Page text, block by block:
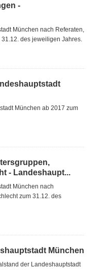
-
München nach Referaten,
des jeweiligen Jahres.
München ab 2017 zum
- Landeshaupt...
München nach
zum 31.12. des
München
der Landeshauptstadt